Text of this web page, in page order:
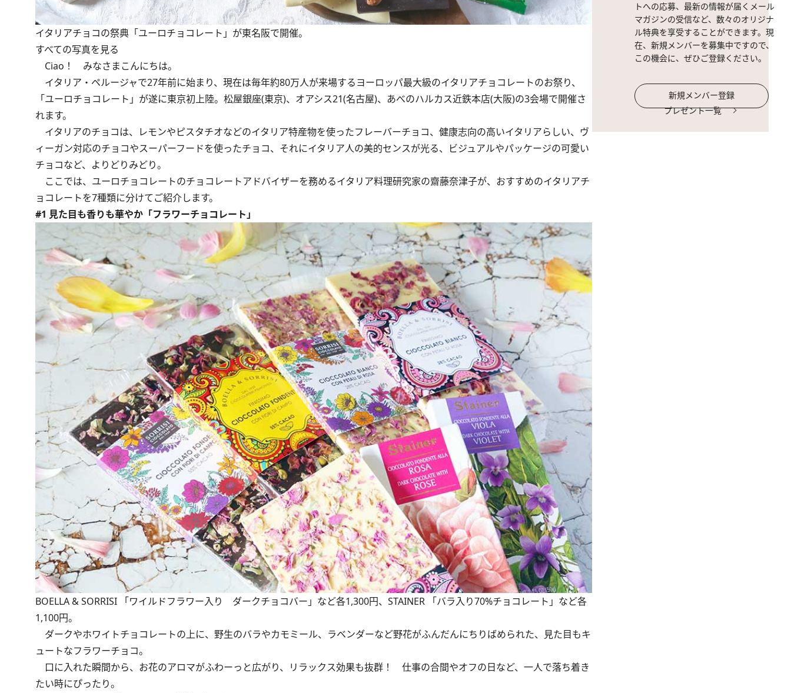
イタリアチョコの祭典「ユーロチョコレート」が東名阪で開催。
すべての写真を見る
Ciao！ みなさまこんにちは。
イタリア・ペルージャで27年前に始まり、現在は毎年約80万人が来場するヨーロッパ最大級のイタリアチョコレートのお祭り、
「ユーロチョコレート」が遂に東京初上陸。松屋銀座(東京)、オアシス21(名古屋)、あべのハルカス近鉄本店(大阪)の3会場で開催さ
れます。
イタリアのチョコは、レモンやピスタチオなどのイタリア特産物を使ったフレーバーチョコ、健康志向の高いイタリアらしい、ヴ
ィーガン対応のチョコやスーパーフードを使ったチョコ、それにイタリア人の美的センスが光る、ビジュアルやパッケージの可愛い
チョコなど、よりどりみどり。
ここでは、ユーロチョコレートのチョコレートアドバイザーを務めるイタリア料理研究家の齋藤奈津子が、おすすめのイタリアチ
ョコレートを7種類に分けてご紹介します。
#1 見た目も香りも華やか「フラワーチョコレート」
BOELLA & SORRISI 「ワイルドフラワー入り ダークチョコバー」など各1,300円、STAINER 「バラ入り70%チョコレート」など各
1,100円。
ダークやホワイトチョコレートの上に、野生のバラやカモミール、ラベンダーなど野花がふんだんにちりばめられた、見た目もキ
ュートなフラワーチョコ。
口に入れた瞬間から、お花のアロマがふわーっと広がり、リラックス効果も抜群！ 仕事の合間やオフの日など、一人で落ち着き
たい時にぴったり。
トへの応募、最新の情報が届くメール
マガジンの受信など、数々のオリジナ
ル特典を享受することができます。現
在、新規メンバーを募集中ですので、
この機会に、ぜひご登録ください。
新規メンバー登録
プレゼント一覧